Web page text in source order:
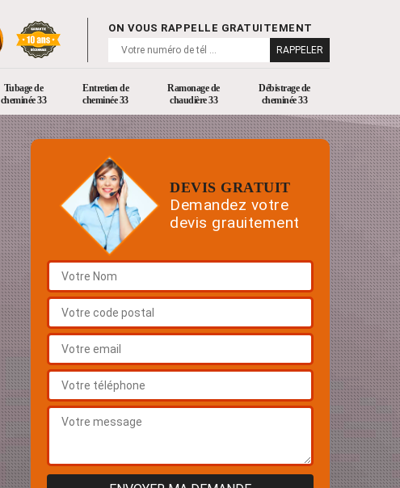
ON VOUS RAPPELLE GRATUITEMENT
Tubage de
cheminée 33
Entretien de
cheminée 33
Ramonage de
chaudière 33
Débistrage de
cheminée 33
DEVIS GRATUIT
Demandez votre
devis grauitement